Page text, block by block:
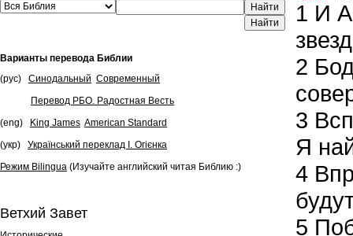
Найти
Варианты перевода Библии
(рус)
Синодальный Современный
Перевод РБО. Радостная Весть
(eng)
King James American Standard
(укр)
Український переклад І. Огієнка
Режим Bilingua (Изучайте английский читая Библию :)
Ветхий Завет
1 И
2
3
Я
4
5